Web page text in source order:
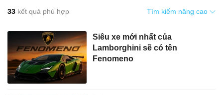
33 kết quả phù hợp Tìm kiếm nâng cao
Siêu xe mới nhất của
Lamborghini sẽ có tên
Fenomeno